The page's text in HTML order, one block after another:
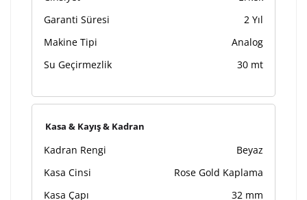
Garanti Süresi
2 Yıl
Makine Tipi
Analog
Su Geçirmezlik
30 mt
Kasa & Kayış & Kadran
Kadran Rengi
Beyaz
Kasa Cinsi
Rose Gold Kaplama
Kasa Çapı
32 mm